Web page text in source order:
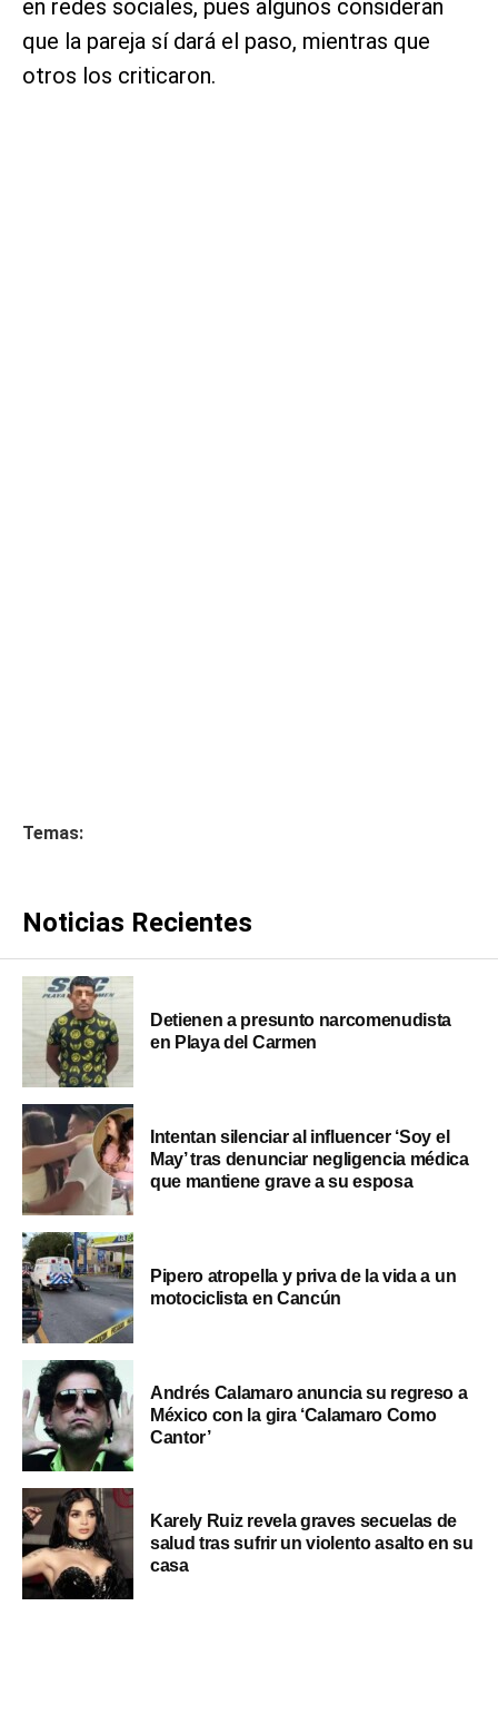
en redes sociales, pues algunos consideran
que la pareja sí dará el paso, mientras que
otros los criticaron.
Temas:
Noticias Recientes
Detienen a presunto narcomenudista
en Playa del Carmen
Intentan silenciar al influencer ‘Soy el
May’ tras denunciar negligencia médica
que mantiene grave a su esposa
Pipero atropella y priva de la vida a un
motociclista en Cancún
Andrés Calamaro anuncia su regreso a
México con la gira ‘Calamaro Como
Cantor’
Karely Ruiz revela graves secuelas de
salud tras sufrir un violento asalto en su
casa